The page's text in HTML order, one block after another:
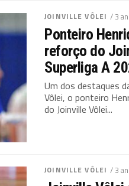
JOINVILLE VÔLEI / 3
Ponteiro
reforço do
Superliga A
Um dos destaques
Vôlei, o ponteiro
do Joinville Vôlei...
JOINVILLE VÔLEI / 3